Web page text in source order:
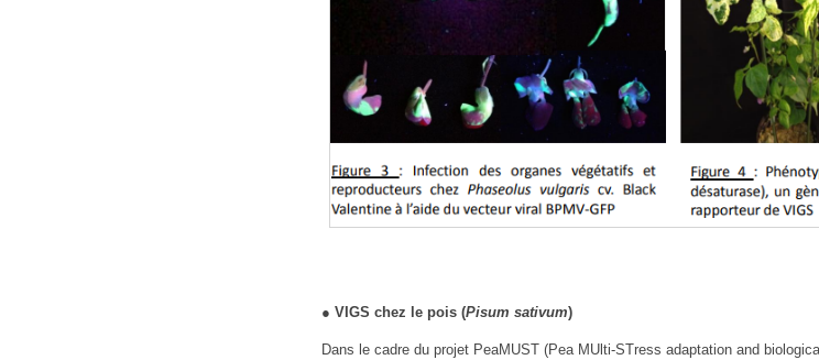
● VIGS chez le pois (Pisum sativum)
Dans le cadre du projet PeaMUST (Pea MUlti-STress adaptation and